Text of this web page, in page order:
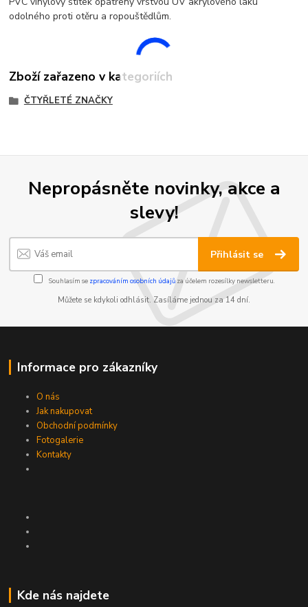
odolného proti otěru a ropouštědlům.
Zboží zařazeno v kategoriích
ČTYŘLETÉ ZNAČKY
Nepropásněte novinky, akce a
slevy!
Přihlásit se
Souhlasím se zpracováním osobních údajůza účelem rozesílky newsletteru.
Můžete se kdykoli odhlásit. Zasíláme jednou za 14 dní.
Informace pro zákazníky
O nás
Jak nakupovat
Obchodní podmínky
Fotogalerie
Kontakty
Kde nás najdete